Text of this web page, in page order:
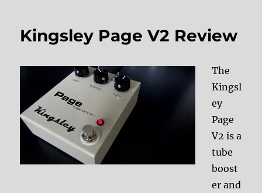
Kingsley Page V2 Review
The
Kingsl
ey
Page
V2 is a
tube
boost
er and